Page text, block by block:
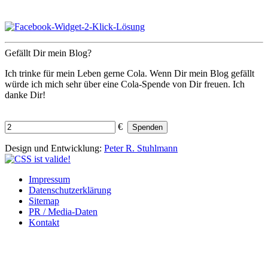
Gefällt Dir mein Blog?
Ich trinke für mein Leben gerne Cola. Wenn Dir mein Blog gefällt
würde ich mich sehr über eine Cola-Spende von Dir freuen. Ich
danke Dir!
€ Spenden
Design und Entwicklung: Peter R. Stuhlmann
Impressum
Datenschutzerklärung
Sitemap
PR / Media-Daten
Kontakt